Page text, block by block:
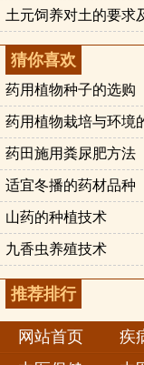
土元饲养对土的要求
猜你喜欢
药用植物种子的选购
药用植物栽培与环境
药田施用粪尿肥方法
适宜冬播的药材品种
山药的种植技术
九香虫养殖技术
推荐排行
网站首页 疾